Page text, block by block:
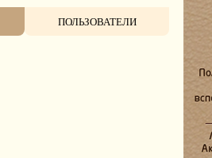
ПОЛЬЗОВАТЕЛИ